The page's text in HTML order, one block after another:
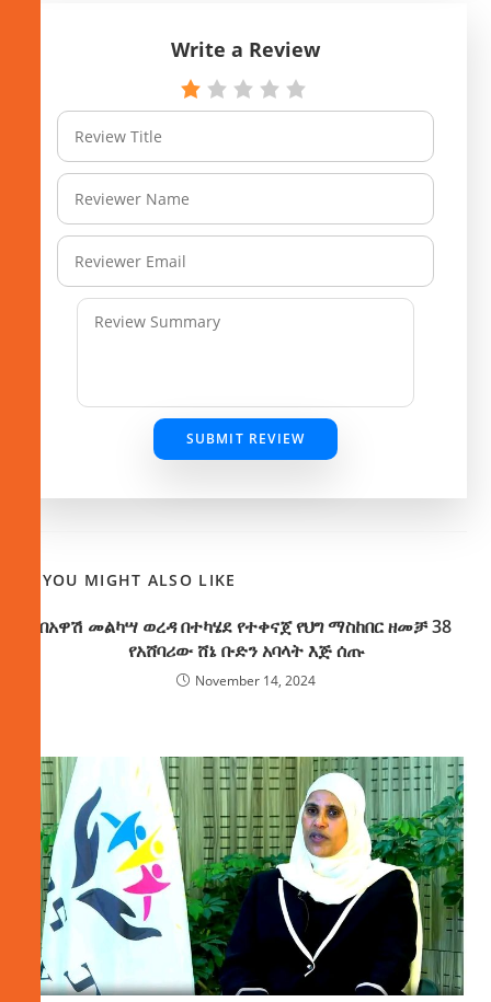
Write a Review
SUBMIT REVIEW
YOU MIGHT ALSO LIKE
በአዋሽ መልካሣ ወረዳ በተካሄደ የተቀናጀ የህግ ማስከበር ዘመቻ 38
የአሸባሪው ሸኔ ቡድን አባላት እጅ ሰጡ
November 14, 2024